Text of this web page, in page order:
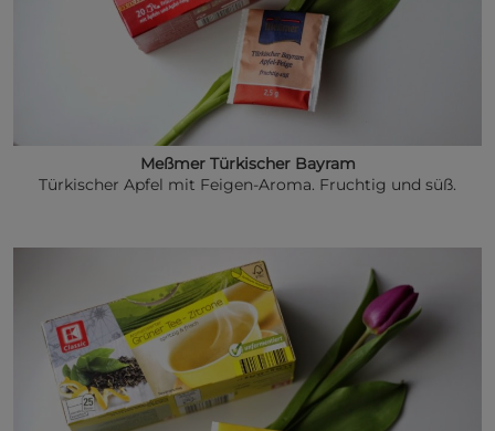
Meßmer Türkischer Bayram
Türkischer Apfel mit Feigen-Aroma. Fruchtig und süß.